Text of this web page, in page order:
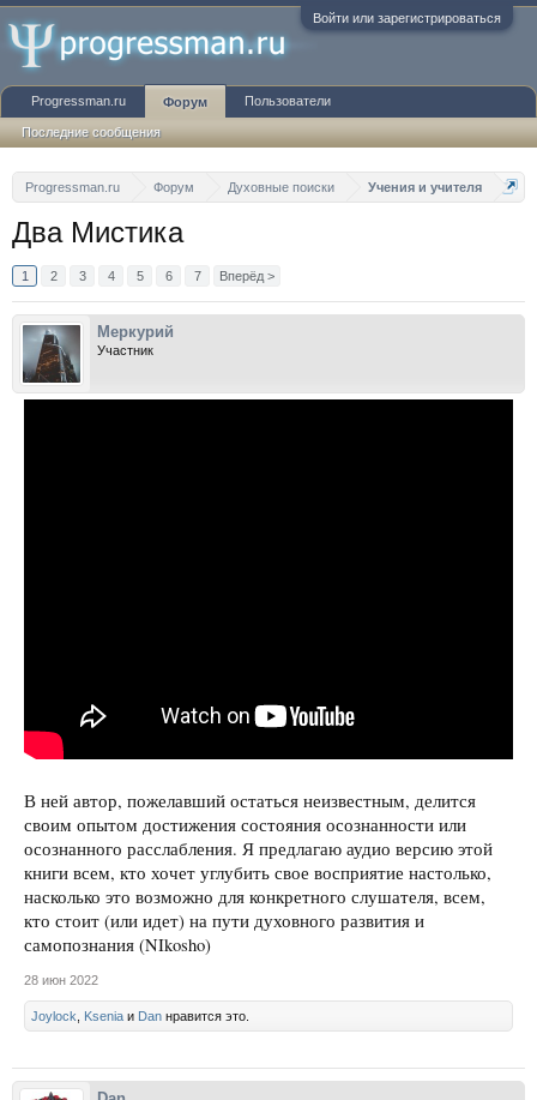
Войти или зарегистрироваться
Progressman.ru Форум Духовные поиски Учения и учителя
Два Мистика
1 2 3 4 5 6 7 Вперёд >
Меркурий
Участник
В ней автор, пожелавший остаться неизвестным, делится
своим опытом достижения состояния осознанности или
осознанного расслабления. Я предлагаю аудио версию этой
книги всем, кто хочет углубить свое восприятие настолько,
насколько это возможно для конкретного слушателя, всем,
кто стоит (или идет) на пути духовного развития и
самопознания (NIkosho)
28 июн 2022
Joylock Ksenia и Dan нравится это.
Progressman.ru Форум
Последние сообщения
Пользователи